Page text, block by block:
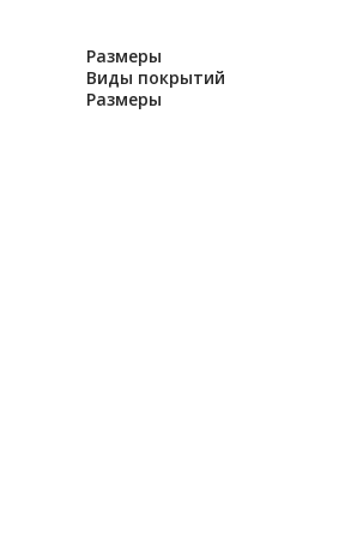
Размеры
Виды покрытий
Размеры